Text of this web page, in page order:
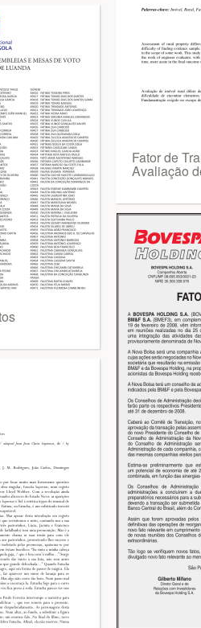
Fator de
Avaliação